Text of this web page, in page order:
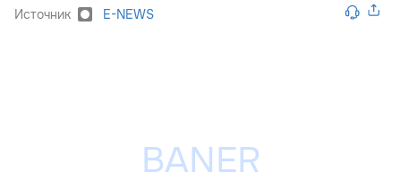
Источник E-NEWS